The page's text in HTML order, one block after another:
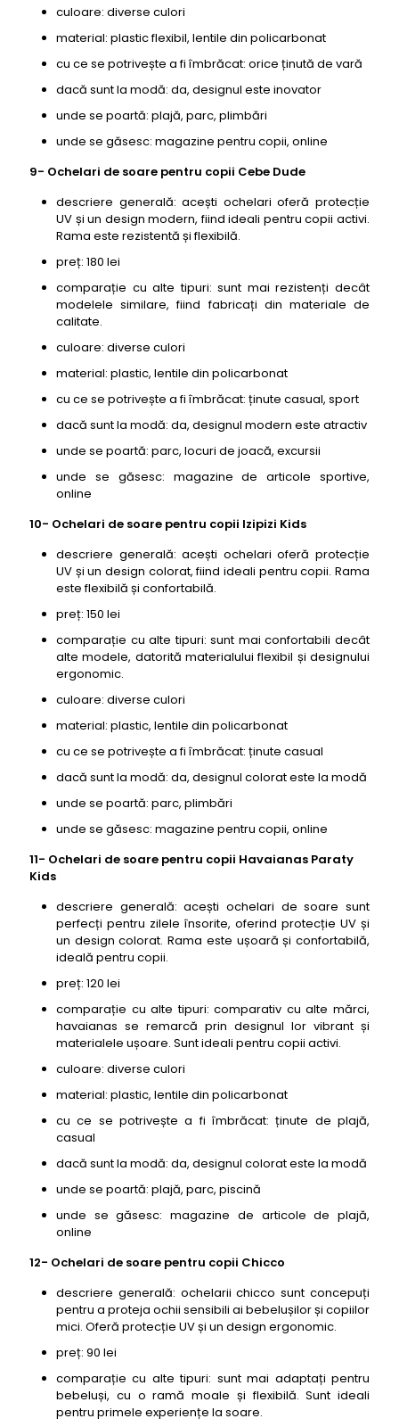
culoare: diverse culori
material: plastic flexibil, lentile din policarbonat
cu ce se potrivește a fi îmbrăcat: orice ținută de vară
dacă sunt la modă: da, designul este inovator
unde se poartă: plajă, parc, plimbări
unde se găsesc: magazine pentru copii, online
9- Ochelari de soare pentru copii Cebe Dude
descriere generală: acești ochelari oferă protecție
UV și un design modern, fiind ideali pentru copii activi.
Rama este rezistentă și flexibilă.
preț: 180 lei
comparație cu alte tipuri: sunt mai rezistenți decât
modelele similare, fiind fabricați din materiale de
calitate.
culoare: diverse culori
material: plastic, lentile din policarbonat
cu ce se potrivește a fi îmbrăcat: ținute casual, sport
dacă sunt la modă: da, designul modern este atractiv
unde se poartă: parc, locuri de joacă, excursii
unde se găsesc: magazine de articole sportive,
online
10- Ochelari de soare pentru copii Izipizi Kids
descriere generală: acești ochelari oferă protecție
UV și un design colorat, fiind ideali pentru copii. Rama
este flexibilă și confortabilă.
preț: 150 lei
comparație cu alte tipuri: sunt mai confortabili decât
alte modele, datorită materialului flexibil și designului
ergonomic.
culoare: diverse culori
material: plastic, lentile din policarbonat
cu ce se potrivește a fi îmbrăcat: ținute casual
dacă sunt la modă: da, designul colorat este la modă
unde se poartă: parc, plimbări
unde se găsesc: magazine pentru copii, online
11- Ochelari de soare pentru copii Havaianas Paraty
Kids
descriere generală: acești ochelari de soare sunt
perfecți pentru zilele însorite, oferind protecție UV și
un design colorat. Rama este ușoară și confortabilă,
ideală pentru copii.
preț: 120 lei
comparație cu alte tipuri: comparativ cu alte mărci,
havaianas se remarcă prin designul lor vibrant și
materialele ușoare. Sunt ideali pentru copii activi.
culoare: diverse culori
material: plastic, lentile din policarbonat
cu ce se potrivește a fi îmbrăcat: ținute de plajă,
casual
dacă sunt la modă: da, designul colorat este la modă
unde se poartă: plajă, parc, piscină
unde se găsesc: magazine de articole de plajă,
online
12- Ochelari de soare pentru copii Chicco
descriere generală: ochelarii chicco sunt concepuți
pentru a proteja ochii sensibili ai bebelușilor și copiilor
mici. Oferă protecție UV și un design ergonomic.
preț: 90 lei
comparație cu alte tipuri: sunt mai adaptați pentru
bebeluși, cu o ramă moale și flexibilă. Sunt ideali
pentru primele experiențe la soare.